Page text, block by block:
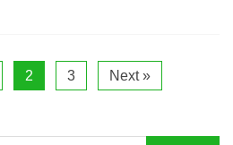
2 3 Next »